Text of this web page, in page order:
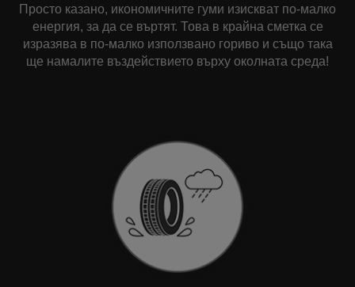
Просто казано, икономичните гуми изискват по-малко
енергия, за да се въртят. Това в крайна сметка се
изразява в по-малко използвано гориво и също така
ще намалите въздействието върху околната среда!